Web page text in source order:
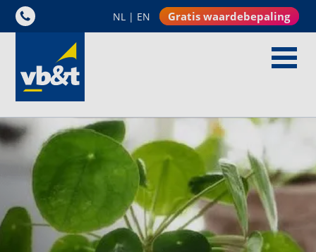
NL | EN Gratis waardebepaling